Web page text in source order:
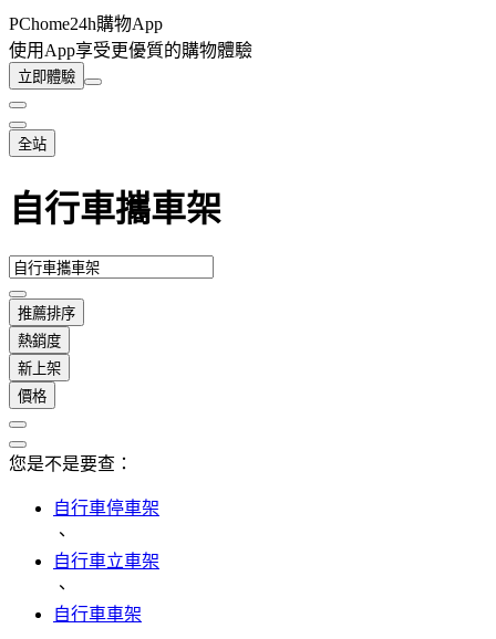
PChome24h購物App
使用App享受更優質的購物體驗
立即體驗
全站
自行車攜車架
推薦排序
熱銷度
新上架
價格
您是不是要查：
自行車停車架
、
自行車立車架
、
自行車車架